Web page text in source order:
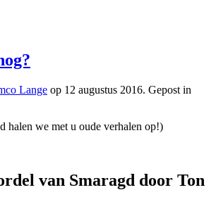
Lange op 12 augustus 2016. Gepost in
halen we met u oude verhalen op!)
van Smaragd door Ton